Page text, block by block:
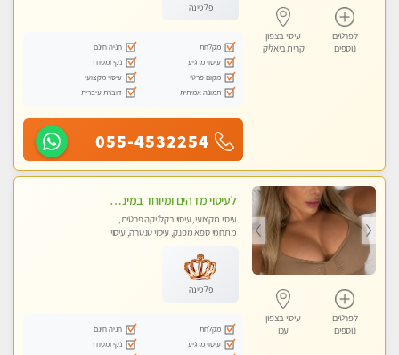
לפרטים
נוספים
עיסוי בצפון
קרית ביאליק
פלטינה
מקלחת
חניה חינם
עיסוי מרגיע
נקי ומסודר
מקום פרטי
עיסוי מקצועי
תמונה אמיתית
דוברת עיברית
055-4532254
לפרטים
נוספים
עיסוי בצפון
עכו
לעיסוי מדהים ומיוחד במינו !!מומלץ לחלוטין!!ללא מין !!
עיסוי מקצועי, עיסוי בקלניקה פרטית,
מתחמי ספא מפנק, עיסוי טנטרה, עיסוי
פלטינה
מקלחת
חניה חינם
עיסוי מרגיע
נקי ומסודר